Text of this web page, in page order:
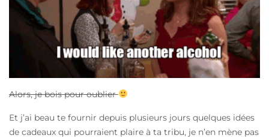
Alors, je bois pour oublier
Et j’ai beau te fournir depuis plusieurs jours quelques idées
de cadeaux qui pourraient plaire à ta tribu, je n’en mène pas